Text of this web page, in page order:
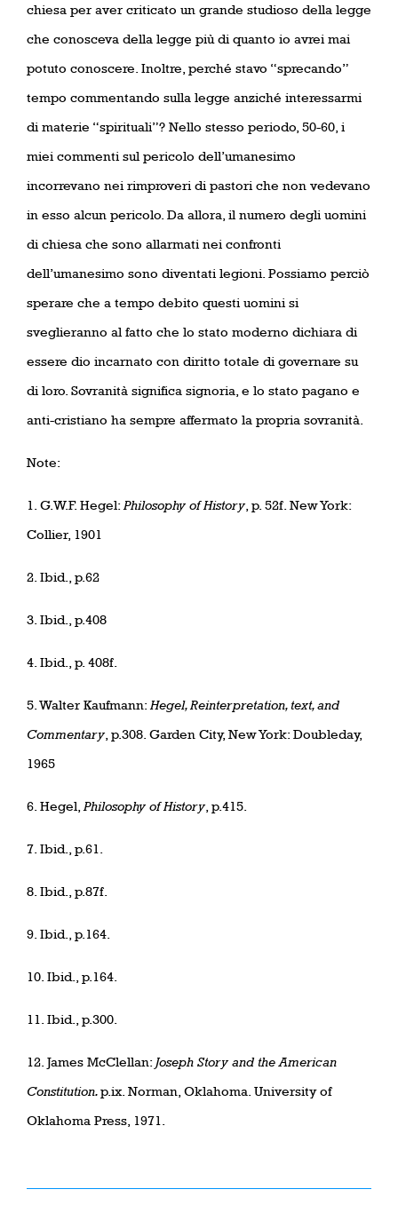
chiesa per aver criticato un grande studioso della legge
che conosceva della legge più di quanto io avrei mai
potuto conoscere. Inoltre, perché stavo “sprecando”
tempo commentando sulla legge anziché interessarmi
di materie “spirituali”? Nello stesso periodo, 50-60, i
miei commenti sul pericolo dell’umanesimo
incorrevano nei rimproveri di pastori che non vedevano
in esso alcun pericolo. Da allora, il numero degli uomini
di chiesa che sono allarmati nei confronti
dell’umanesimo sono diventati legioni. Possiamo perciò
sperare che a tempo debito questi uomini si
sveglieranno al fatto che lo stato moderno dichiara di
essere dio incarnato con diritto totale di governare su
di loro. Sovranità significa signoria, e lo stato pagano e
anti-cristiano ha sempre affermato la propria sovranità.
Note:
1. G.W.F. Hegel: Philosophy of History, p. 52f. New York:
Collier, 1901
2. Ibid., p.62
3. Ibid., p.408
4. Ibid., p. 408f.
5. Walter Kaufmann: Hegel, Reinterpretation, text, and
Commentary, p.308. Garden City, New York: Doubleday,
1965
6. Hegel, Philosophy of History, p.415.
7. Ibid., p.61.
8. Ibid., p.87f.
9. Ibid., p.164.
10. Ibid., p.164.
11. Ibid., p.300.
12. James McClellan: Joseph Story and the American
Constitution.p.ix. Norman, Oklahoma. University of
Oklahoma Press, 1971.